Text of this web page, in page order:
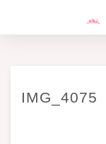
IMG_4075